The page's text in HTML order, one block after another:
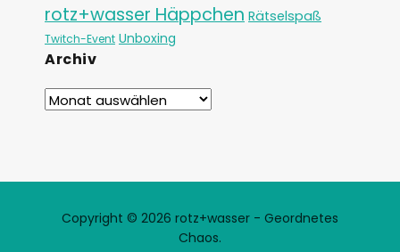
rotz+wasser Häppchen Rätselspaß
Twitch-Event Unboxing
Archiv
Copyright © 2026 rotz+wasser - Geordnetes
Chaos.